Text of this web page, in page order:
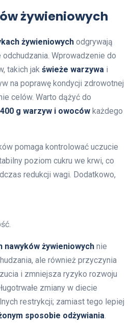
żywieniowych
żywieniowych odgrywają
Wprowadzenie do
takich jak świeże warzywa i
na poprawę kondycji zdrowotnej
celów. Warto dążyć do
g warzyw i owoców każdego
pomaga kontrolować uczucie
poziom cukru we krwi, co
redukcji wagi. Dodatkowo,
nawyków żywieniowych nie
ale również przyczynia
i zmniejsza ryzyko rozwoju
zmiany w diecie
restrykcji; zamiast tego lepiej
sposobie odżywiania.